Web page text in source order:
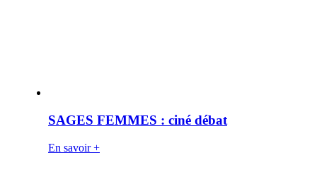
SAGES FEMMES : ciné débat
En savoir +